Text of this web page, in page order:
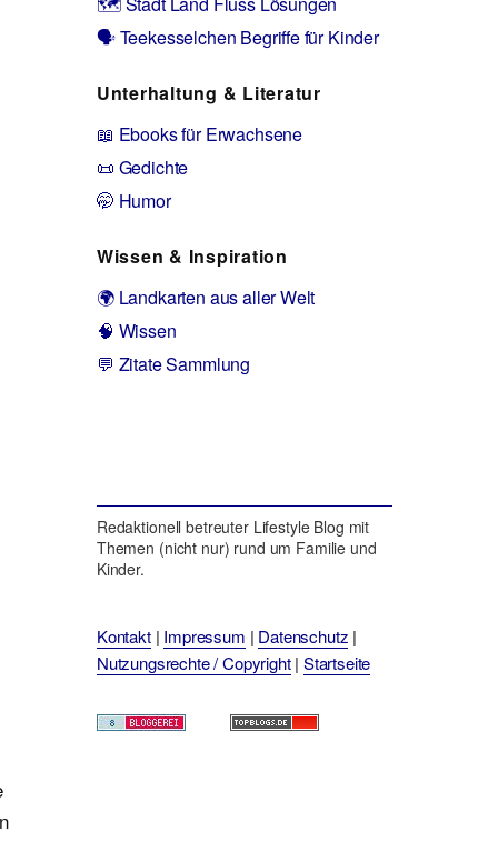
🗣️ Teekesselchen Begriffe für Kinder
Unterhaltung & Literatur
📖 Ebooks für Erwachsene
📜 Gedichte
🤭 Humor
Wissen & Inspiration
🌍 Landkarten aus aller Welt
🧠 Wissen
💬 Zitate Sammlung
Redaktionell betreuter Lifestyle Blog mit
Themen (nicht nur) rund um Familie und
Kinder.
Kontakt| Impressum | Datenschutz |
Nutzungsrechte / Copyright| Startseite